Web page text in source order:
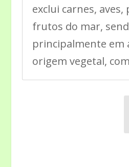
exclui carnes, aves,
frutos do mar,
principalmente em
origem vegetal,